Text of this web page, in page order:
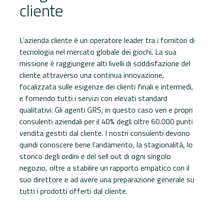
cliente​
L’azienda cliente è un operatore leader tra i fornitori di
tecnologia nel mercato globale dei giochi. La sua
missione è raggiungere alti livelli di soddisfazione del
cliente attraverso una continua innovazione,
focalizzata sulle esigenze dei clienti finali e intermedi,
e fornendo tutti i servizi con elevati standard
qualitativi. Gli agenti GRS, in questo caso veri e propri
consulenti aziendali per il 40% degli oltre 60.000 punti
vendita gestiti dal cliente. I nostri consulenti devono
quindi conoscere bene l’andamento, la stagionalità, lo
storico degli ordini e del sell out di ogni singolo
negozio, oltre a stabilire un rapporto empatico con il
suo direttore e ad avere una preparazione generale su
tutti i prodotti offerti dal cliente.​